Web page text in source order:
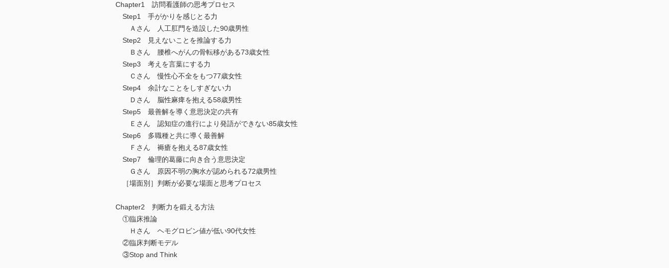
Chapter1 訪問看護師の思考プロセス
Step1 手がかりを感じとる力
Ａさん 人工肛門を造設した90歳男性
Step2 見えないことを推論する力
Ｂさん 腰椎へがんの骨転移がある73歳女性
Step3 考えを言葉にする力
Ｃさん 慢性心不全をもつ77歳女性
Step4 余計なことをしすぎない力
Ｄさん 脳性麻痺を抱える58歳男性
Step5 最善解を導く意思決定の共有
Ｅさん 認知症の進行により発語ができない85歳女性
Step6 多職種と共に導く最善解
Ｆさん 褥瘡を抱える87歳女性
Step7 倫理的葛藤に向き合う意思決定
Ｇさん 原因不明の胸水が認められる72歳男性
［場面別］判断が必要な場面と思考プロセス
Chapter2 判断力を鍛える方法
①臨床推論
Ｈさん ヘモグロビン値が低い90代女性
②臨床判断モデル
③Stop and Think